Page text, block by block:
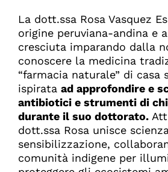
La dott.ssa Rosa Vasquez
origine peruviana-andina e
cresciuta imparando dalla
conoscere la medicina
“farmacia naturale” di casa
ispirata ad approfondire e
antibiotici e strumenti di
durante il suo dottorato.
dott.ssa Rosa unisce
sensibilizzazione,
comunità indigene per